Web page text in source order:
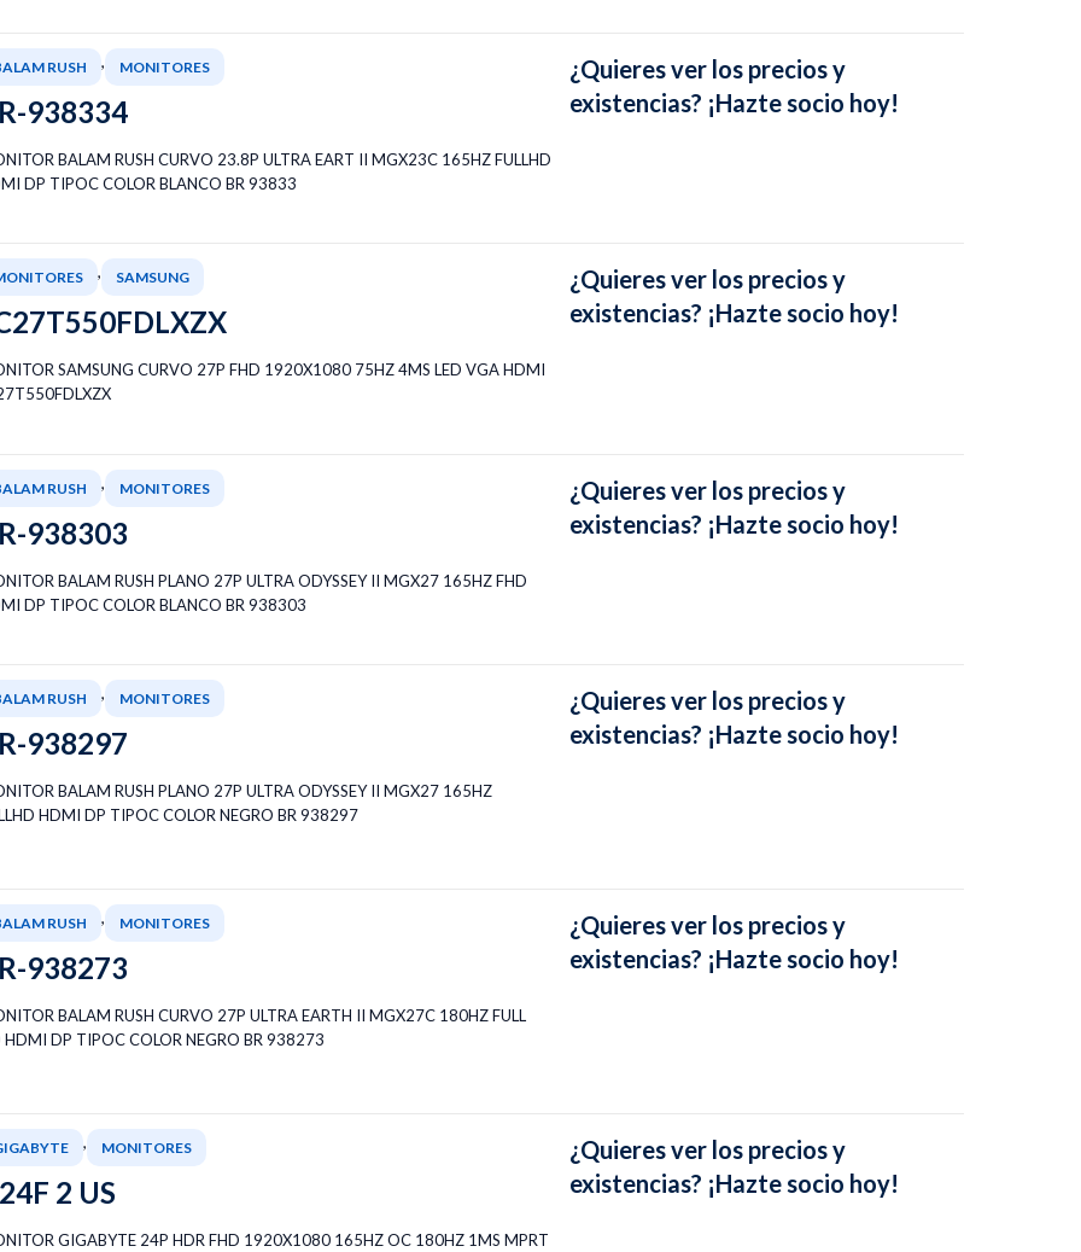
RUSH , MONITORES
938334
BALAM RUSH CURVO 23.8P ULTRA EART II MGX23C 165HZ FULLHD
DP TIPOC COLOR BLANCO BR 93833
¿Quieres ver los precios y
existencias? ¡Hazte socio hoy!
, SAMSUNG
SAMSUNG CURVO 27P FHD 1920X1080 75HZ 4MS LED VGA HDMI
¿Quieres ver los precios y
existencias? ¡Hazte socio hoy!
RUSH , MONITORES
938303
BALAM RUSH PLANO 27P ULTRA ODYSSEY II MGX27 165HZ FHD
DP TIPOC COLOR BLANCO BR 938303
¿Quieres ver los precios y
existencias? ¡Hazte socio hoy!
RUSH , MONITORES
938297
BALAM RUSH PLANO 27P ULTRA ODYSSEY II MGX27 165HZ
HDMI DP TIPOC COLOR NEGRO BR 938297
¿Quieres ver los precios y
existencias? ¡Hazte socio hoy!
RUSH , MONITORES
938273
BALAM RUSH CURVO 27P ULTRA EARTH II MGX27C 180HZ FULL
HDMI DP TIPOC COLOR NEGRO BR 938273
¿Quieres ver los precios y
existencias? ¡Hazte socio hoy!
, MONITORES
2 US
GIGABYTE 24P HDR FHD 1920X1080 165HZ OC 180HZ 1MS MPRT
¿Quieres ver los precios y
existencias? ¡Hazte socio hoy!